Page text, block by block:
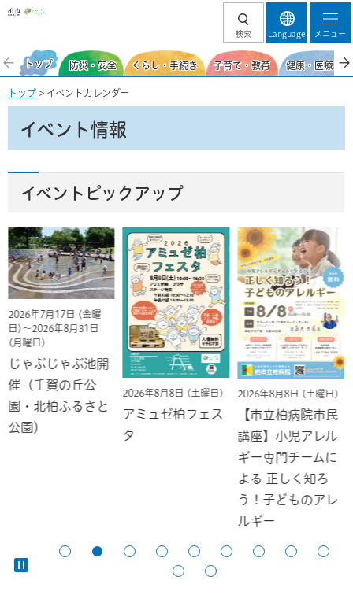
柏市
検索 Language メニュー
トップ 防災・安全 くらし・手続き 子育て・教育 健康・医療・
トップ > イベントカレンダー
イベント情報
イベントピックアップ
2026年7月17日 (金曜
日)～2026年8月31日
(月曜日)
じゃぶじゃぶ池開
催（手賀の丘公
園・北柏ふるさと
公園）
2026年8月8日 (土曜日)
アミュゼ柏フェス
タ
2026年8月8日 (土曜日)
【市立柏病院市民
講座】小児アレル
ギー専門チームに
よる 正しく知ろ
う！子どものアレ
ルギー